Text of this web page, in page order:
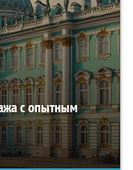
с опытным